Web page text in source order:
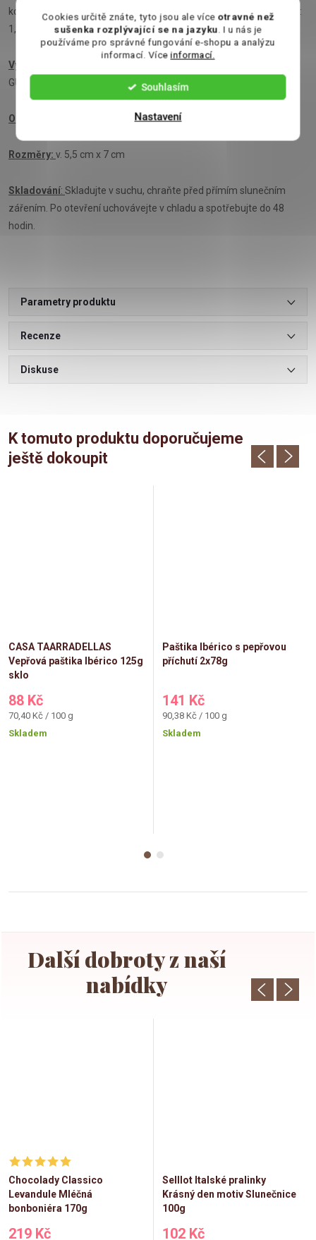
Cookies určitě znáte, tyto jsou ale více otravné než
sušenka rozplývající se na jazyku . I u nás je
používáme pro správné fungování e-shopu a analýzu
informací. Víceinformací.
Souhlasím
Nastavení
kcal,Tuky: 22 g - z toho nasycené mastné kyseliny 8,1 g, Sacharidy:
1,2 g - z toho cukry: 1,2 g, Bílkoviny: 11,9 g, Sůl: 1,8 g
Výrobce:
GURB (Španělsko)
Obsah:
Rozměry: v. 5,5 cm x 7 cm
Skladování: Skladujte v suchu, chraňte před přímím slunečním
zářením. Po otevření uchovávejte v chladu a spotřebujte do 48
hodin.
Parametry produktu
Recenze
Diskuse
K tomuto produktu doporučujeme
ještě dokoupit
CASA TAARRADELLAS
Vepřová paštika Ibérico 125g
sklo
88 Kč
Měrná
cena:
70,40 Kč / 100 g
Skladem
Paštika Ibérico s pepřovou
příchutí 2x78g
141 Kč
Měrná
cena:
90,38 Kč / 100 g
Skladem
Chocolady Classico
Levandule Mléčná
bonboniéra 170g
219 Kč
Selllot Italské pralinky
Krásný den motiv Slunečnice
100g
102 Kč